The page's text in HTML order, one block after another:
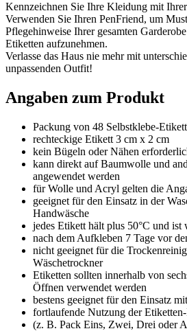
Kennzeichnen Sie Ihre Kleidung mit
Verwenden Sie Ihren PenFriend, um
Pflegehinweise Ihrer gesamten
Etiketten aufzunehmen.
Verlasse das Haus nie mehr mit
unpassenden Outfit!
Angaben zum Produkt
Packung von 48 Selbstklebe-
rechteckige Etikett 3 cm x 2 cm
kein Bügeln oder Nähen
kann direkt auf Baumwolle und
angewendet werden
für Wolle und Acryl gelten die
geeignet für den Einsatz in der
Handwäsche
jedes Etikett hält plus 50°C und ist
nach dem Aufkleben 7 Tage vor
nicht geeignet für die
Wäschetrockner
Etiketten sollten innerhalb von
Öffnen verwendet werden
bestens geeignet für den Einsatz
fortlaufende Nutzung der
(z. B. Pack Eins, Zwei, Drei oder